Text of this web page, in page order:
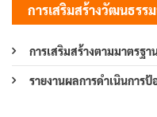
การเสริมสร้างวัฒนธรร
การเสริมสร้างตามมาตรฐา
รายงานผลการดำเนินการ